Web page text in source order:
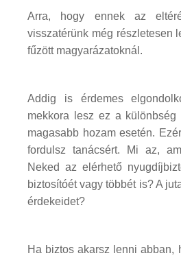
Arra, hogy ennek az
visszatérünk még részletesen
fűzött magyarázatoknál.
Addig is érdemes
mekkora lesz ez a különbség
magasabb hozam esetén.
fordulsz tanácsért. Mi az,
Neked az elérhető
biztosítóét vagy többét is? A
érdekeidet?
Ha biztos akarsz lenni abban,